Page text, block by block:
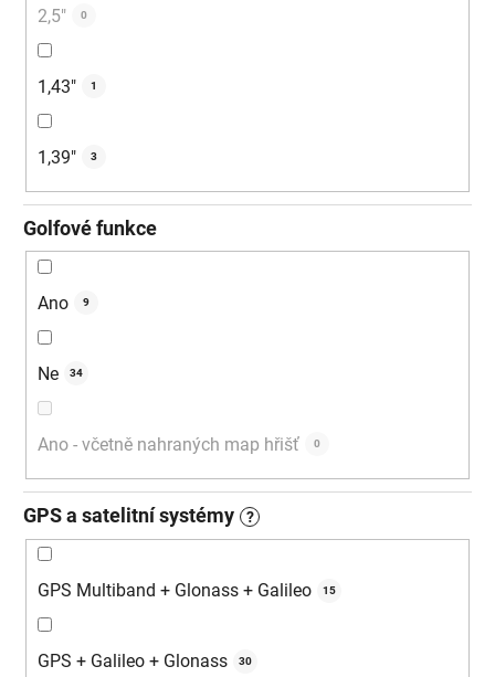
2,5" 0
1,43" 1
1,39" 3
Golfové funkce
Ano 9
Ne 34
Ano - včetně nahraných map hřišť 0
GPS a satelitní systémy ?
GPS Multiband + Glonass + Galileo 15
GPS + Galileo + Glonass 30